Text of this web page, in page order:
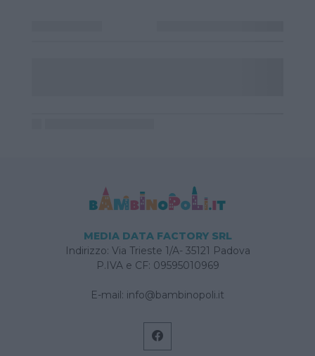
MEDIA DATA FACTORY SRL
Indirizzo: Via Trieste 1/A- 35121 Padova
P.IVA e CF: 09595010969
E-mail: info@bambinopoli.it